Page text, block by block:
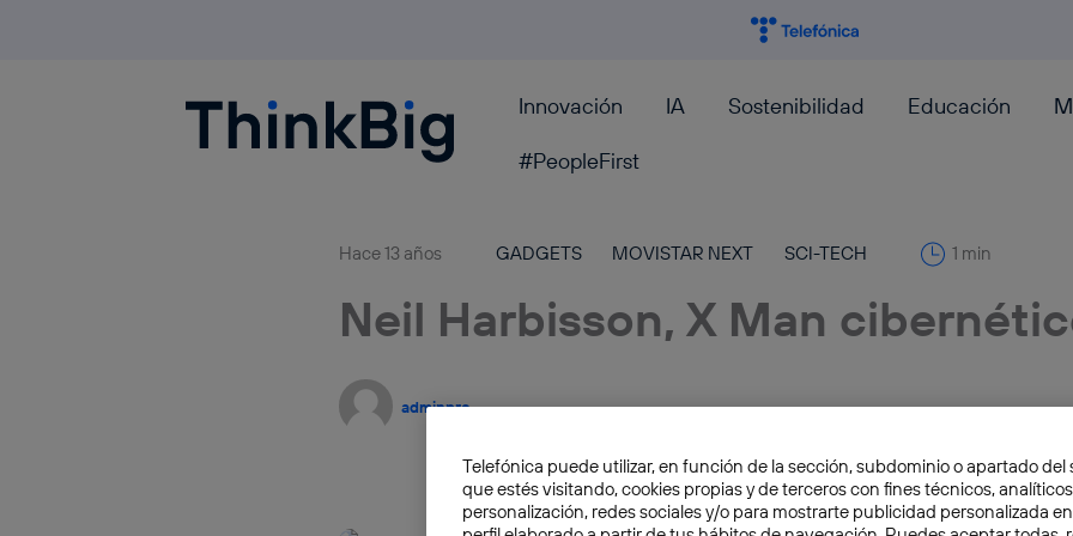
Blogthinkbig.com Innovación IA Sostenibilidad Educación
#PeopleFirst
Hace 13 años GADGETS MOVISTAR NEXT SCI-TECH 1 min
Neil Harbisson, X Man
adminpre
Telefónica puede utilizar, en función de la sección, subdominio o apartado del
que estés visitando, cookies propias y de terceros con fines técnicos,
personalización, redes sociales y/o para mostrarte publicidad personalizada